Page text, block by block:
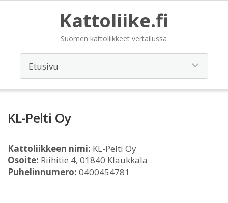
Kattoliike.fi
Suomen kattoliikkeet vertailussa
KL-Pelti Oy
Kattoliikkeen nimi: KL-Pelti Oy
Osoite: Riihitie 4, 01840 Klaukkala
Puhelinnumero: 0400454781